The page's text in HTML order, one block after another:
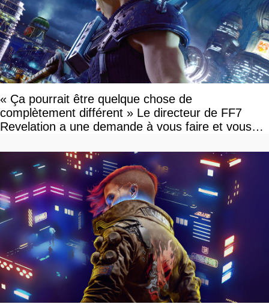
« Ça pourrait être quelque chose de
complètement différent » Le directeur de FF7
Revelation a une demande à vous faire et vous